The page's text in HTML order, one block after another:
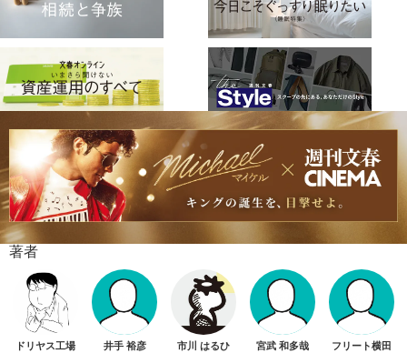
著者
ドリヤス工場 井手 裕彦 市川 はるひ 宮武 和多哉 フリート横田